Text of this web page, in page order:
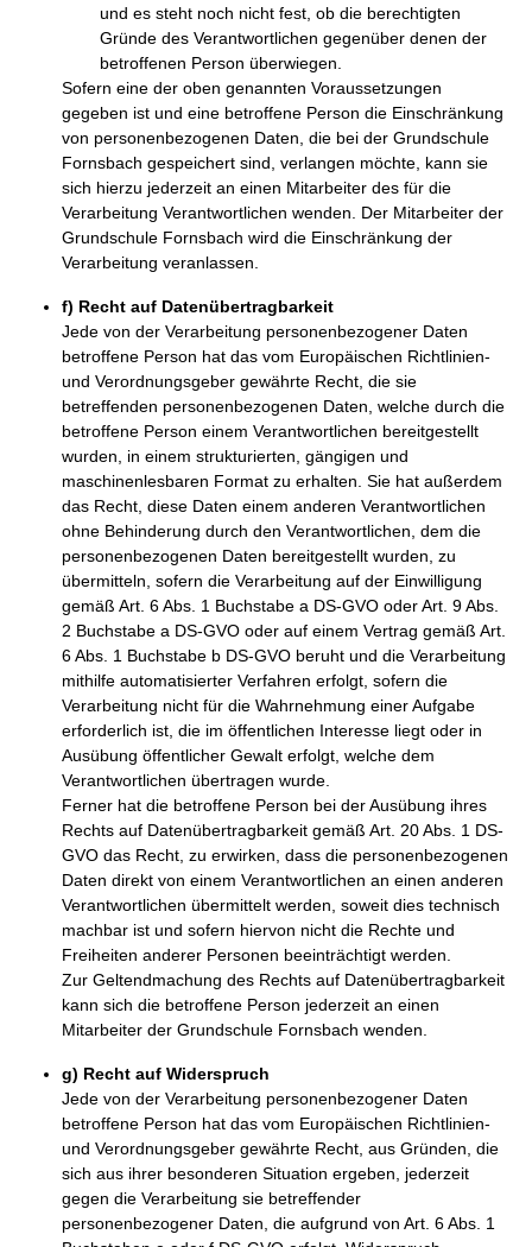
und es steht noch nicht fest, ob die berechtigten
Gründe des Verantwortlichen gegenüber denen der
betroffenen Person überwiegen.
Sofern eine der oben genannten Voraussetzungen
gegeben ist und eine betroffene Person die Einschränkung
von personenbezogenen Daten, die bei der Grundschule
Fornsbach gespeichert sind, verlangen möchte, kann sie
sich hierzu jederzeit an einen Mitarbeiter des für die
Verarbeitung Verantwortlichen wenden. Der Mitarbeiter der
Grundschule Fornsbach wird die Einschränkung der
Verarbeitung veranlassen.
f) Recht auf Datenübertragbarkeit
Jede von der Verarbeitung personenbezogener Daten
betroffene Person hat das vom Europäischen Richtlinien-
und Verordnungsgeber gewährte Recht, die sie
betreffenden personenbezogenen Daten, welche durch die
betroffene Person einem Verantwortlichen bereitgestellt
wurden, in einem strukturierten, gängigen und
maschinenlesbaren Format zu erhalten. Sie hat außerdem
das Recht, diese Daten einem anderen Verantwortlichen
ohne Behinderung durch den Verantwortlichen, dem die
personenbezogenen Daten bereitgestellt wurden, zu
übermitteln, sofern die Verarbeitung auf der Einwilligung
gemäß Art. 6 Abs. 1 Buchstabe a DS-GVO oder Art. 9 Abs.
2 Buchstabe a DS-GVO oder auf einem Vertrag gemäß Art.
6 Abs. 1 Buchstabe b DS-GVO beruht und die Verarbeitung
mithilfe automatisierter Verfahren erfolgt, sofern die
Verarbeitung nicht für die Wahrnehmung einer Aufgabe
erforderlich ist, die im öffentlichen Interesse liegt oder in
Ausübung öffentlicher Gewalt erfolgt, welche dem
Verantwortlichen übertragen wurde.
Ferner hat die betroffene Person bei der Ausübung ihres
Rechts auf Datenübertragbarkeit gemäß Art. 20 Abs. 1 DS-
GVO das Recht, zu erwirken, dass die personenbezogenen
Daten direkt von einem Verantwortlichen an einen anderen
Verantwortlichen übermittelt werden, soweit dies technisch
machbar ist und sofern hiervon nicht die Rechte und
Freiheiten anderer Personen beeinträchtigt werden.
Zur Geltendmachung des Rechts auf Datenübertragbarkeit
kann sich die betroffene Person jederzeit an einen
Mitarbeiter der Grundschule Fornsbach wenden.
g) Recht auf Widerspruch
Jede von der Verarbeitung personenbezogener Daten
betroffene Person hat das vom Europäischen Richtlinien-
und Verordnungsgeber gewährte Recht, aus Gründen, die
sich aus ihrer besonderen Situation ergeben, jederzeit
gegen die Verarbeitung sie betreffender
personenbezogener Daten, die aufgrund von Art. 6 Abs. 1